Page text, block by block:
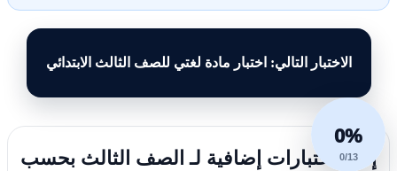
الاختبار التالي: اختبار مادة لغتي للصف الثالث الابتدائي
0%
0/13
إليك اختبارات إضافية لـ الصف الثالث بحسب